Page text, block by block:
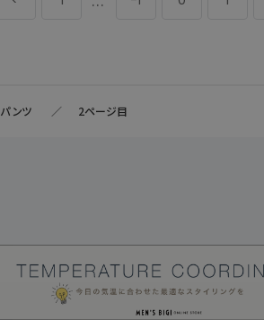
パンツ 2ページ目